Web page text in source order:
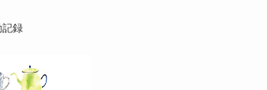
記録